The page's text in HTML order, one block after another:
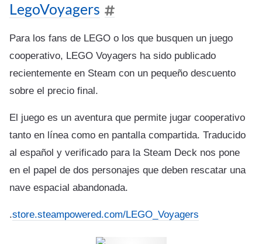
LegoVoyagers
Para los fans de LEGO o los que busquen un juego
cooperativo, LEGO Voyagers ha sido publicado
recientemente en Steam con un pequeño descuento
sobre el precio final.
El juego es un aventura que permite jugar cooperativo
tanto en línea como en pantalla compartida. Traducido
al español y verificado para la Steam Deck nos pone
en el papel de dos personajes que deben rescatar una
nave espacial abandonada.
.store.steampowered.com/LEGO_Voyagers